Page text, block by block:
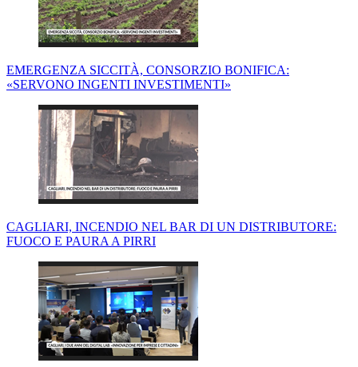
EMERGENZA SICCITÀ, CONSORZIO BONIFICA:
«SERVONO INGENTI INVESTIMENTI»
CAGLIARI, INCENDIO NEL BAR DI UN DISTRIBUTORE:
FUOCO E PAURA A PIRRI